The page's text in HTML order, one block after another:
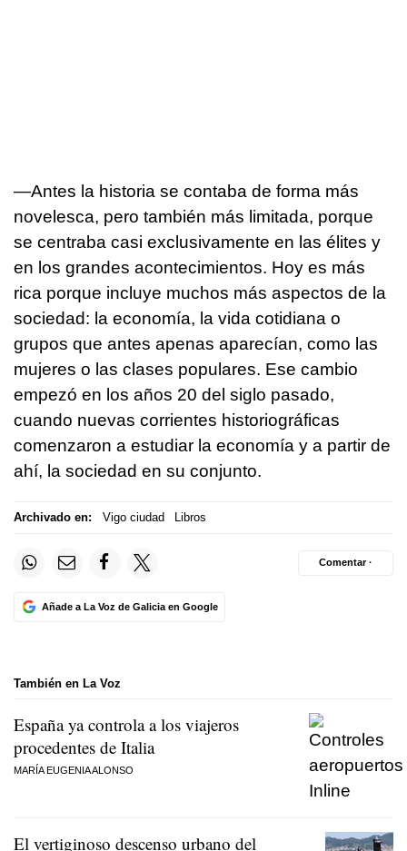
—Antes la historia se contaba de forma más
novelesca, pero también más limitada, porque
se centraba casi exclusivamente en las élites y
en los grandes acontecimientos. Hoy es más
rica porque incluye muchos más aspectos de la
sociedad: la economía, la vida cotidiana o
grupos que antes apenas aparecían, como las
mujeres o las clases populares. Ese cambio
empezó en los años 20 del siglo pasado,
cuando nuevas corrientes historiográficas
comenzaron a estudiar la economía y a partir de
ahí, la sociedad en su conjunto.
Archivado en: Vigo ciudad Libros
Añade a La Voz de Galicia en Google
Comentar ·
También en La Voz
España ya controla a los viajeros
procedentes de Italia
MARÍA EUGENIA ALONSO
El vertiginoso descenso urbano del